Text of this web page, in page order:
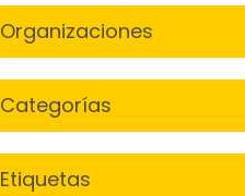
Organizaciones
Categorías
Etiquetas